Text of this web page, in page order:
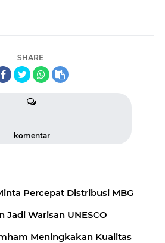
SHARE
komentar
Percepat Distribusi MBG
Jadi Warisan UNESCO
Meningkakan Kualitas